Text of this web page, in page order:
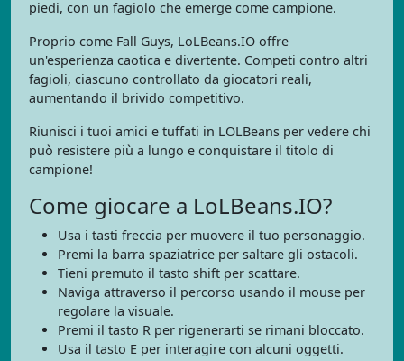
piedi, con un fagiolo che emerge come campione.
Proprio come Fall Guys, LoLBeans.IO offre
un'esperienza caotica e divertente. Competi contro altri
fagioli, ciascuno controllato da giocatori reali,
aumentando il brivido competitivo.
Riunisci i tuoi amici e tuffati in LOLBeans per vedere chi
può resistere più a lungo e conquistare il titolo di
campione!
Come giocare a LoLBeans.IO?
Usa i tasti freccia per muovere il tuo personaggio.
Premi la barra spaziatrice per saltare gli ostacoli.
Tieni premuto il tasto shift per scattare.
Naviga attraverso il percorso usando il mouse per
regolare la visuale.
Premi il tasto R per rigenerarti se rimani bloccato.
Usa il tasto E per interagire con alcuni oggetti.